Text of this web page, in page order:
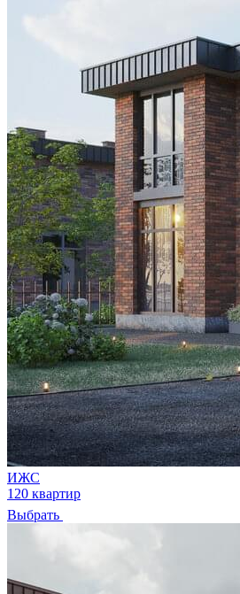
ИЖС
120 квартир
Выбрать